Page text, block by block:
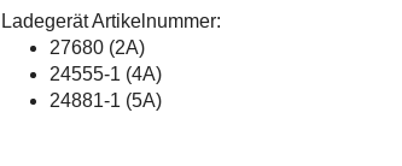
Ladegerät Artikelnummer:
27680 (2A)
24555-1 (4A)
24881-1 (5A)